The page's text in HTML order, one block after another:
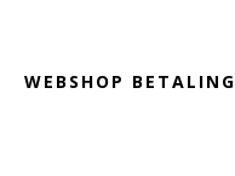
WEBSHOP BETALING